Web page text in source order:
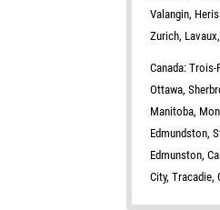
Valangin,
Zurich,
Canada:
Ottawa,
Manitoba,
Edmundston,
Edmunston,
City, Tracadie,